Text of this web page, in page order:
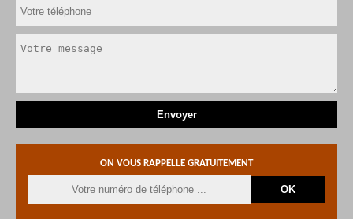
ON VOUS RAPPELLE GRATUITEMENT